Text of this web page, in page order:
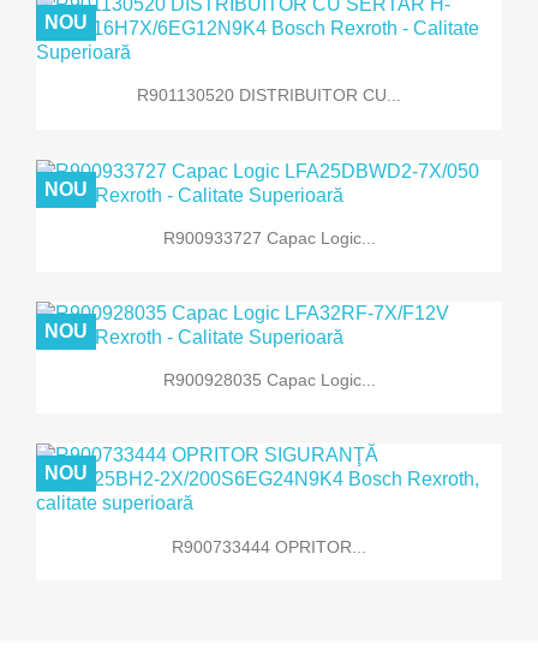
R901130520 DISTRIBUITOR CU...
NOU
R900933727 Capac Logic...
NOU
R900928035 Capac Logic...
NOU
R900733444 OPRITOR...
NOU